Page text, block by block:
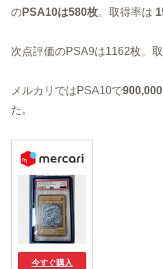
のPSA10は580枚。取得率は
次点評価のPSA9は1162枚。
メルカリではPSA10で900,000
た。
今すぐ購入